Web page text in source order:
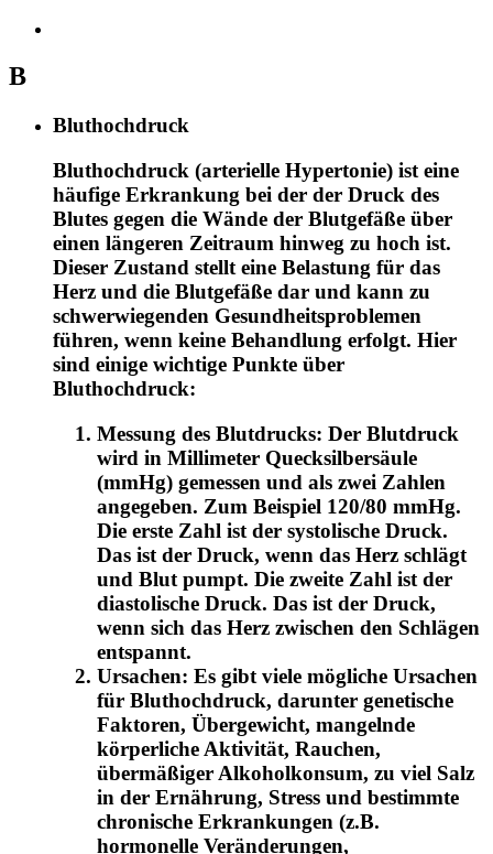
B
Bluthochdruck
Bluthochdruck (arterielle Hypertonie) ist eine
häufige Erkrankung bei der der Druck des
Blutes gegen die Wände der Blutgefäße über
einen längeren Zeitraum hinweg zu hoch ist.
Dieser Zustand stellt eine Belastung für das
Herz und die Blutgefäße dar und kann zu
schwerwiegenden Gesundheitsproblemen
führen, wenn keine Behandlung erfolgt. Hier
sind einige wichtige Punkte über
Bluthochdruck:
Messung des Blutdrucks: Der Blutdruck
wird in Millimeter Quecksilbersäule
(mmHg) gemessen und als zwei Zahlen
angegeben. Zum Beispiel 120/80 mmHg.
Die erste Zahl ist der systolische Druck.
Das ist der Druck, wenn das Herz schlägt
und Blut pumpt. Die zweite Zahl ist der
diastolische Druck. Das ist der Druck,
wenn sich das Herz zwischen den Schlägen
entspannt.
Ursachen: Es gibt viele mögliche Ursachen
für Bluthochdruck, darunter genetische
Faktoren, Übergewicht, mangelnde
körperliche Aktivität, Rauchen,
übermäßiger Alkoholkonsum, zu viel Salz
in der Ernährung, Stress und bestimmte
chronische Erkrankungen (z.B.
hormonelle Veränderungen,